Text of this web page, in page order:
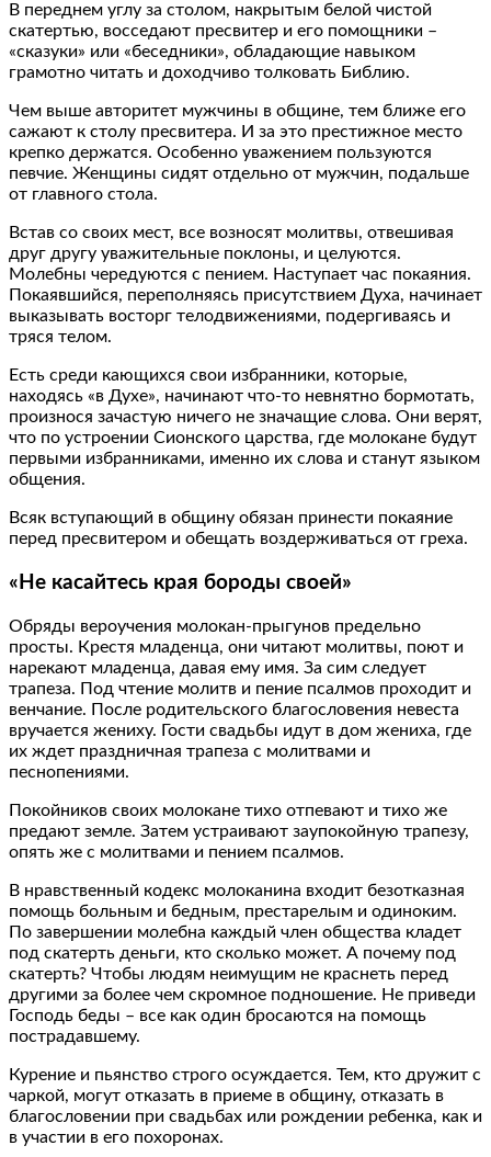
В переднем углу за столом, накрытым белой чистой
скатертью, восседают пресвитер и его помощники –
«сказуки» или «беседники», обладающие навыком
грамотно читать и доходчиво толковать Библию.
Чем выше авторитет мужчины в общине, тем ближе его
сажают к столу пресвитера. И за это престижное место
крепко держатся. Особенно уважением пользуются
певчие. Женщины сидят отдельно от мужчин, подальше
от главного стола.
Встав со своих мест, все возносят молитвы, отвешивая
друг другу уважительные поклоны, и целуются.
Молебны чередуются с пением. Наступает час покаяния.
Покаявшийся, переполняясь присутствием Духа, начинает
выказывать восторг телодвижениями, подергиваясь и
тряся телом.
Есть среди кающихся свои избранники, которые,
находясь «в Духе», начинают что-то невнятно бормотать,
произнося зачастую ничего не значащие слова. Они верят,
что по устроении Сионского царства, где молокане будут
первыми избранниками, именно их слова и станут языком
общения.
Всяк вступающий в общину обязан принести покаяние
перед пресвитером и обещать воздерживаться от греха.
«Не касайтесь края бороды своей»
Обряды вероучения молокан-прыгунов предельно
просты. Крестя младенца, они читают молитвы, поют и
нарекают младенца, давая ему имя. За сим следует
трапеза. Под чтение молитв и пение псалмов проходит и
венчание. После родительского благословения невеста
вручается жениху. Гости свадьбы идут в дом жениха, где
их ждет праздничная трапеза с молитвами и
песнопениями.
Покойников своих молокане тихо отпевают и тихо же
предают земле. Затем устраивают заупокойную трапезу,
опять же с молитвами и пением псалмов.
В нравственный кодекс молоканина входит безотказная
помощь больным и бедным, престарелым и одиноким.
По завершении молебна каждый член общества кладет
под скатерть деньги, кто сколько может. А почему под
скатерть? Чтобы людям неимущим не краснеть перед
другими за более чем скромное подношение. Не приведи
Господь беды – все как один бросаются на помощь
пострадавшему.
Курение и пьянство строго осуждается. Тем, кто дружит с
чаркой, могут отказать в приеме в общину, отказать в
благословении при свадьбах или рождении ребенка, как и
в участии в его похоронах.